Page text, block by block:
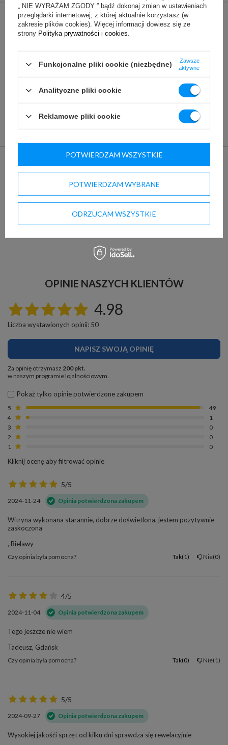
Lada cukiernicza WCh-1/C5 750 ELLADA
8 552,25 zł (netto) 11 403,00 zł
ZADOWOLENI KLIENCI
OPINIE NASZYCH KLIENTÓW
4.98
Liczba wystawionych opinii: 50
NAPISZ SWOJĄ OPINIĘ
Za opinię otrzymasz 200 pkt.
w naszym programie lojalnościowym.
Pokaż tylko opinie potwierdzone zakupem
5
49
4
1
3
0
2
0
1
0
Kliknij ocenę aby filtrować opinie
5/5
2024-11-24 Opinia potwierdzona zakupem
Witryna wykonana starannie, dobrze doświetlona, jestem pozytywnie
zaskoczona
, Bielawy
Czy opinia była pomocna? Tak 1 Nie 0
4/5
2024-11-04 Opinia potwierdzona zakupem
Tego jeszcze nie wiem
Tadeusz, Gdańsk
Czy opinia była pomocna? Tak 0 Nie 1
5/5
2024-09-27 Opinia potwierdzona zakupem
Wysokiej jakośći sprzęt od kilku dni sprawdza się rewelacyjnie
„ NIE WYRAŻAM ZGODY ” bądź dokonaj zmian w ustawieniach
przeglądarki internetowej, z której aktualnie korzystasz (w
zakresie plików cookies). Więcej informacji dowiesz się ze
strony Polityka prywatności i cookies
Funkcjonalne pliki cookie (niezbędne)
Zawsze
aktywne
Analityczne pliki cookie
Reklamowe pliki cookie
POTWIERDZAM WYBRANE
ODRZUCAM WSZYSTKIE
POTWIERDZAM WSZYSTKIE